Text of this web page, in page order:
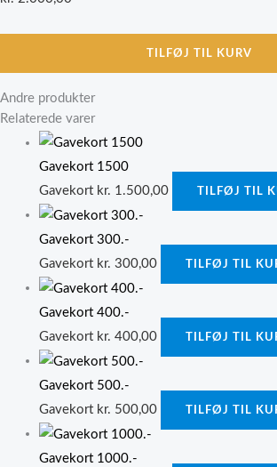
TILFØJ TIL KURV
Andre produkter
Relaterede varer
Gavekort 1500
Gavekort kr. 1.500,00 TILFØJ TIL
Gavekort 300.-
Gavekort kr. 300,00 TILFØJ TIL
Gavekort 400.-
Gavekort kr. 400,00 TILFØJ TIL
Gavekort 500.-
Gavekort kr. 500,00 TILFØJ TIL
Gavekort 1000.-